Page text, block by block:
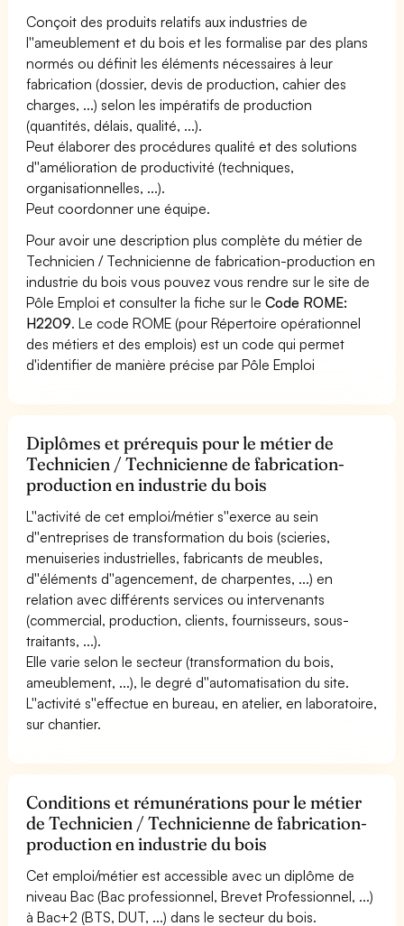
Conçoit des produits relatifs aux industries de
l''ameublement et du bois et les formalise par des plans
normés ou définit les éléments nécessaires à leur
fabrication (dossier, devis de production, cahier des
charges, ...) selon les impératifs de production
(quantités, délais, qualité, ...).
Peut élaborer des procédures qualité et des solutions
d''amélioration de productivité (techniques,
organisationnelles, ...).
Peut coordonner une équipe.
Pour avoir une description plus complète du métier de
Technicien / Technicienne de fabrication-production en
industrie du bois vous pouvez vous rendre sur le site de
Pôle Emploi et consulter la fiche sur leCode ROME:
H2209. Le code ROME (pour Répertoire opérationnel
des métiers et des emplois) est un code qui permet
d'identifier de manière précise par Pôle Emploi
Diplômes et prérequis pour le métier de
Technicien / Technicienne de fabrication-
production en industrie du bois
L''activité de cet emploi/métier s''exerce au sein
d''entreprises de transformation du bois (scieries,
menuiseries industrielles, fabricants de meubles,
d''éléments d''agencement, de charpentes, ...) en
relation avec différents services ou intervenants
(commercial, production, clients, fournisseurs, sous-
traitants, ...).
Elle varie selon le secteur (transformation du bois,
ameublement, ...), le degré d''automatisation du site.
L''activité s''effectue en bureau, en atelier, en laboratoire,
sur chantier.
Conditions et rémunérations pour le métier
de Technicien / Technicienne de fabrication-
production en industrie du bois
Cet emploi/métier est accessible avec un diplôme de
niveau Bac (Bac professionnel, Brevet Professionnel, ...)
à Bac+2 (BTS, DUT, ...) dans le secteur du bois.